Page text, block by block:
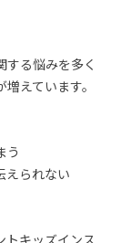
る悩みを多く
えています。
う
えられない
トキッズインス